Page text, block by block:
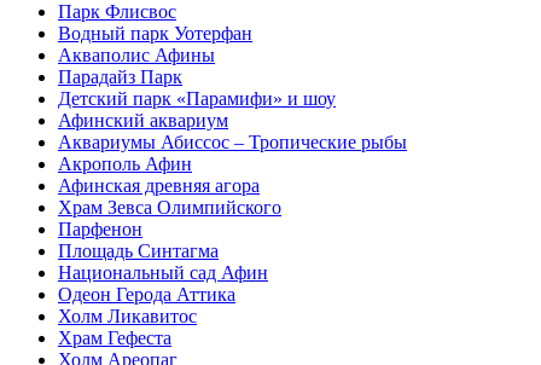
Парк Флисвос
Водный парк Уотерфан
Акваполис Афины
Парадайз Парк
Детский парк «Парамифи» и шоу
Афинский аквариум
Аквариумы Абиссос – Тропические рыбы
Акрополь Афин
Афинская древняя агора
Храм Зевса Олимпийского
Парфенон
Площадь Синтагма
Национальный сад Афин
Одеон Герода Аттика
Холм Ликавитос
Храм Гефеста
Холм Ареопаг